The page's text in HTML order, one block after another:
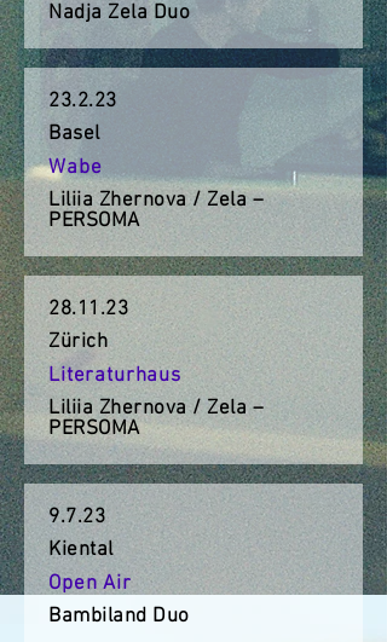
Nadja Zela Duo
23.2.23
Basel
Wabe
Liliia Zhernova / Zela –
PERSOMA
28.11.23
Zürich
Literaturhaus
Liliia Zhernova / Zela –
PERSOMA
9.7.23
Kiental
Open Air
Bambiland Duo